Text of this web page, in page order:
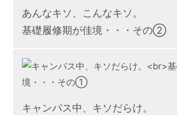
あんなキソ、こんなキソ。
基礎履修期が佳境・・・その②
キャンパス中、キソだらけ。